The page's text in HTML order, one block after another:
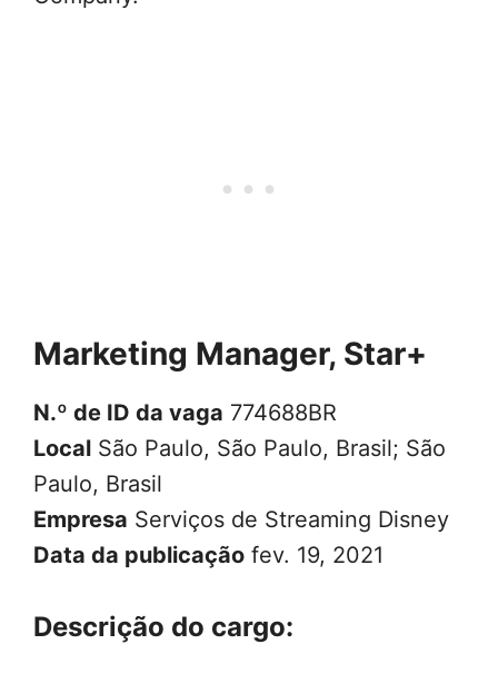
Marketing Manager, Star+
N.º de ID da vaga 774688BR
Local São Paulo, São Paulo, Brasil; São
Paulo, Brasil
Empresa Serviços de Streaming Disney
Data da publicação fev. 19, 2021
Descrição do cargo: